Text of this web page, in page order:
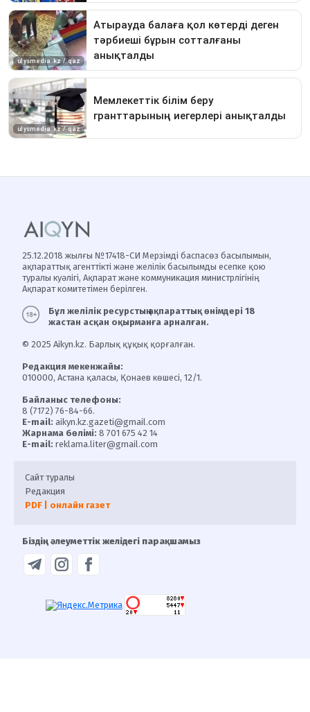
25.12.2018 жылғы №17418-СИ Мерзімді баспасөз басылымын,
ақпараттық агенттікті және желілік басылымды есепке қою
туралы куәлігі, Ақпарат және коммуникация министрлігінің
Ақпарат комитетімен берілген.
Бұл желілік ресурстың ақпараттық өнімдері 18
жастан асқан оқырманға арналған.
© 2025 Aikyn.kz. Барлық құқық қорғалған.
Редакция мекенжайы:
010000, Астана қаласы, Қонаев көшесі, 12/1.
Байланыс телефоны:
8 (7172) 76-84-66.
E-mail: aikyn.kz.gazeti@gmail.com
Жарнама бөлімі: 8 701 675 42 14
E-mail: reklama.liter@gmail.com
Сайт туралы
Редакция
PDF | онлайн газет
Біздің әлеуметтік желідегі парақшамыз